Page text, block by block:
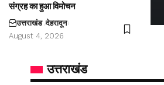
संग्रह का हुआ विमोचन
उत्तराखंड देहरादून
August 4, 2026
उत्तराखंड